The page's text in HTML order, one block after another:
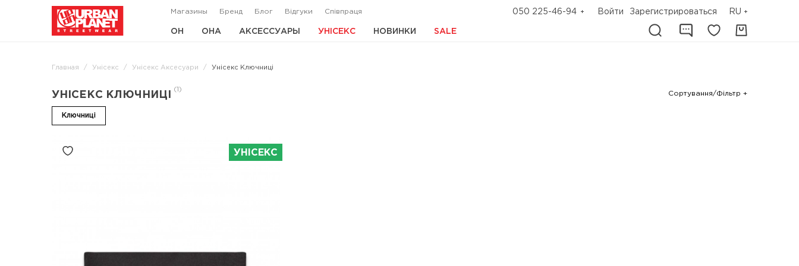
Магазины Бренд Блог Відгуки Співпраця 050 225-46-94 Войти Зарегистрироваться RU
ОН ОНА АКСЕССУАРЫ УНІСЕКС НОВИНКИ SALE
Главная Унісекс Унісекс Аксесуари Унісекс Ключниці
УНІСЕКС КЛЮЧНИЦІ
(1)
Сортування/Фільтр +
Ключниці
УНІСЕКС